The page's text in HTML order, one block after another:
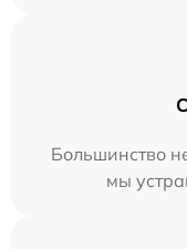
Большинство
мы